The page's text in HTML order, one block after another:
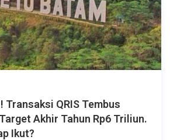
Transaksi QRIS Tembus
Akhir Tahun Rp6 Triliun.
Ikut?